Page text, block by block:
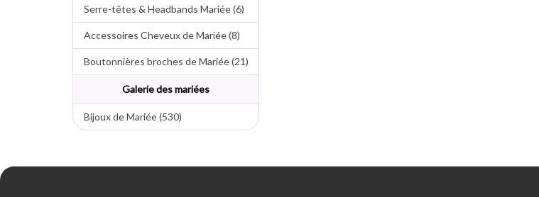
Serre-têtes & Headbands Mariée (6)
Accessoires Cheveux de Mariée (8)
Boutonnières broches de Mariée (21)
Galerie des mariées
Bijoux de Mariée (530)